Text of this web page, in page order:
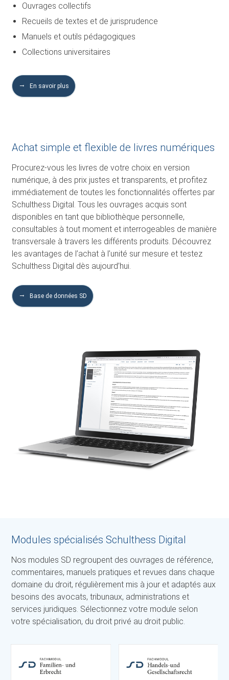
Ouvrages collectifs
Recueils de textes et de jurisprudence
Manuels et outils pédagogiques
Collections universitaires
En savoir plus
Achat simple et flexible de livres numériques
Procurez-vous les livres de votre choix en version
numérique, à des prix justes et transparents, et profitez
immédiatement de toutes les fonctionnalités offertes par
Schulthess Digital. Tous les ouvrages acquis sont
disponibles en tant que bibliothèque personnelle,
consultables à tout moment et interrogeables de manière
transversale à travers les différents produits. Découvrez
les avantages de l’achat à l’unité sur mesure et testez
Schulthess Digital dès aujourd’hui.
Base de données SD
Modules spécialisés Schulthess Digital
Nos modules SD regroupent des ouvrages de référence,
commentaires, manuels pratiques et revues dans chaque
domaine du droit, régulièrement mis à jour et adaptés aux
besoins des avocats, tribunaux, administrations et
services juridiques. Sélectionnez votre module selon
votre spécialisation, du droit privé au droit public.